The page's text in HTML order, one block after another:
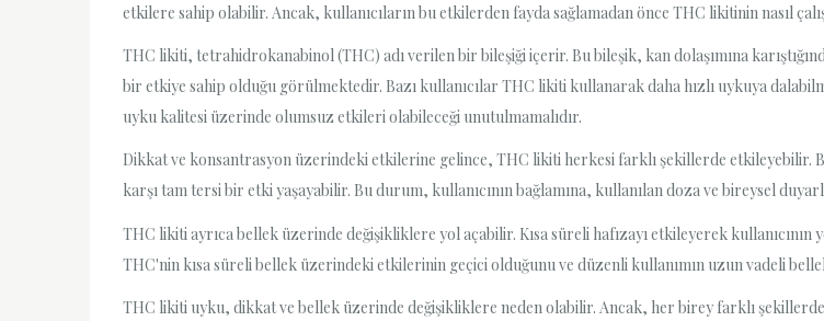
etkilere sahip olabilir. Ancak, kullanıcıların bu etkilerden fayda sağlamadan önce THC likitinin nasıl
THC likiti, tetrahidrokanabinol (THC) adı verilen bir bileşiği içerir. Bu bileşik, kan dolaşımına
bir etkiye sahip olduğu görülmektedir. Bazı kullanıcılar THC likiti kullanarak daha hızlı uykuya
uyku kalitesi üzerinde olumsuz etkileri olabileceği unutulmamalıdır.
Dikkat ve konsantrasyon üzerindeki etkilerine gelince, THC likiti herkesi farklı şekillerde
karşı tam tersi bir etki yaşayabilir. Bu durum, kullanıcının bağlamına, kullanılan doza ve bireysel
THC likiti ayrıca bellek üzerinde değişikliklere yol açabilir. Kısa süreli hafızayı etkileyerek
THC'nin kısa süreli bellek üzerindeki etkilerinin geçici olduğunu ve düzenli kullanımın uzun vadeli
THC likiti uyku, dikkat ve bellek üzerinde değişikliklere neden olabilir. Ancak, her birey farklı